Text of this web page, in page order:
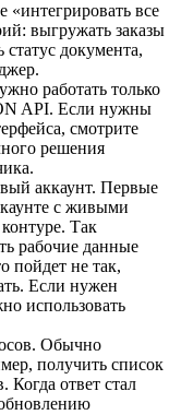
«интегрировать все
выгружать заказы
статус документа,
работать только
API. Если нужны
смотрите
решения
аккаунт. Первые
с живыми
Так
рабочие данные
пойдет не так,
Если нужен
использовать
Обычно
получить список
Когда ответ стал